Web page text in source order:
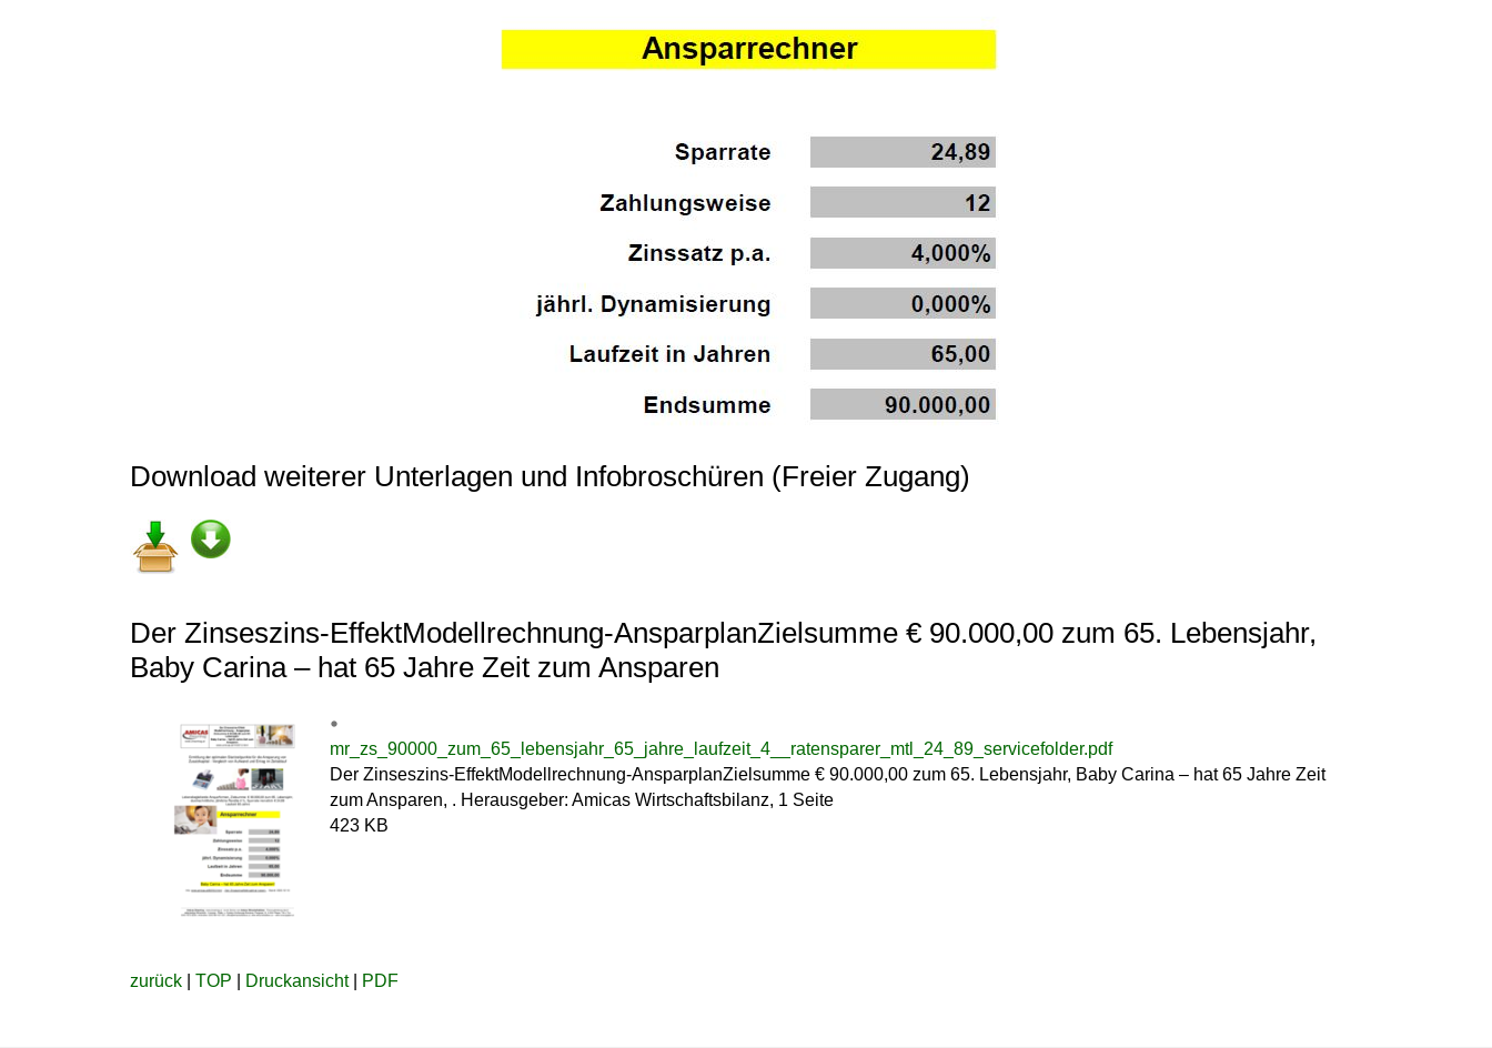
Download weiterer Unterlagen und Infobroschüren (Freier Zugang)
Der Zinseszins-EffektModellrechnung-AnsparplanZielsumme € 90.000,00 zum 65. Lebensjahr,
Baby Carina – hat 65 Jahre Zeit zum Ansparen
mr_zs_90000_zum_65_lebensjahr_65_jahre_laufzeit_4__ratensparer_mtl_24_89_servicefolder.pdf
Der Zinseszins-EffektModellrechnung-AnsparplanZielsumme € 90.000,00 zum 65. Lebensjahr, Baby Carina – hat 65 Jahre Zeit
zum Ansparen, . Herausgeber: Amicas Wirtschaftsbilanz, 1 Seite
423 KB
zurück TOP Druckansicht| PDF